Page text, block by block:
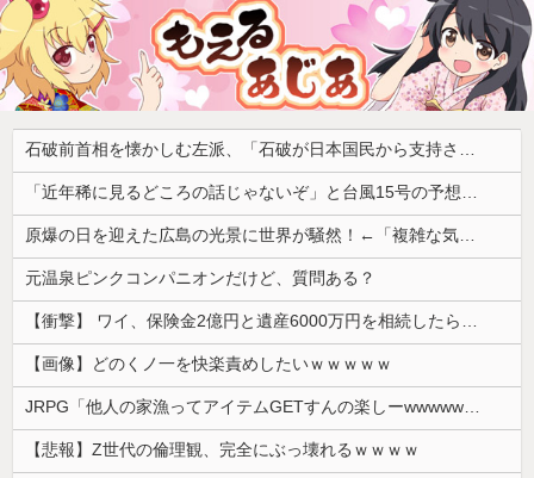
石破前首相を懐かしむ左派、「石破が日本国民から支持されまくっていた」と主張してしまうも……
「近年稀に見るどころの話じゃないぞ」と台風15号の予想進路に困惑する人が多数、偏西風が全く通用していないんだけど……
原爆の日を迎えた広島の光景に世界が騒然！←「複雑な気分だ」（海外の反応）
元温泉ピンクコンパニオンだけど、質問ある？
【衝撃】 ワイ、保険金2億円と遺産6000万円を相続したら「こう」なった・・・
【画像】どのくノ一を快楽責めしたいｗｗｗｗｗ
JRPG「他人の家漁ってアイテムGETすんの楽しーwwwww」→欧米で馬鹿にされてしまう
【悲報】Z世代の倫理観、完全にぶっ壊れるｗｗｗｗ